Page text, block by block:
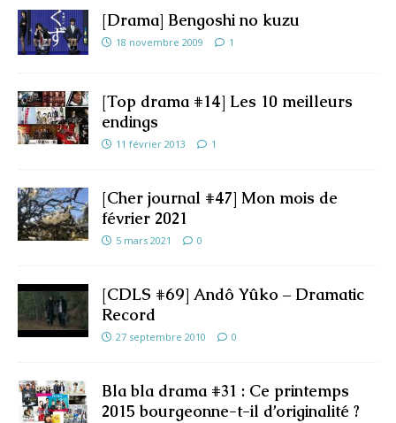
[Drama] Bengoshi no kuzu
18 novembre 2009 1
[Top drama #14] Les 10 meilleurs
endings
11 février 2013 1
[Cher journal #47] Mon mois de
février 2021
5 mars 2021 0
[CDLS #69] Andô Yûko – Dramatic
Record
27 septembre 2010 0
Bla bla drama #31 : Ce printemps
2015 bourgeonne-t-il d’originalité ?